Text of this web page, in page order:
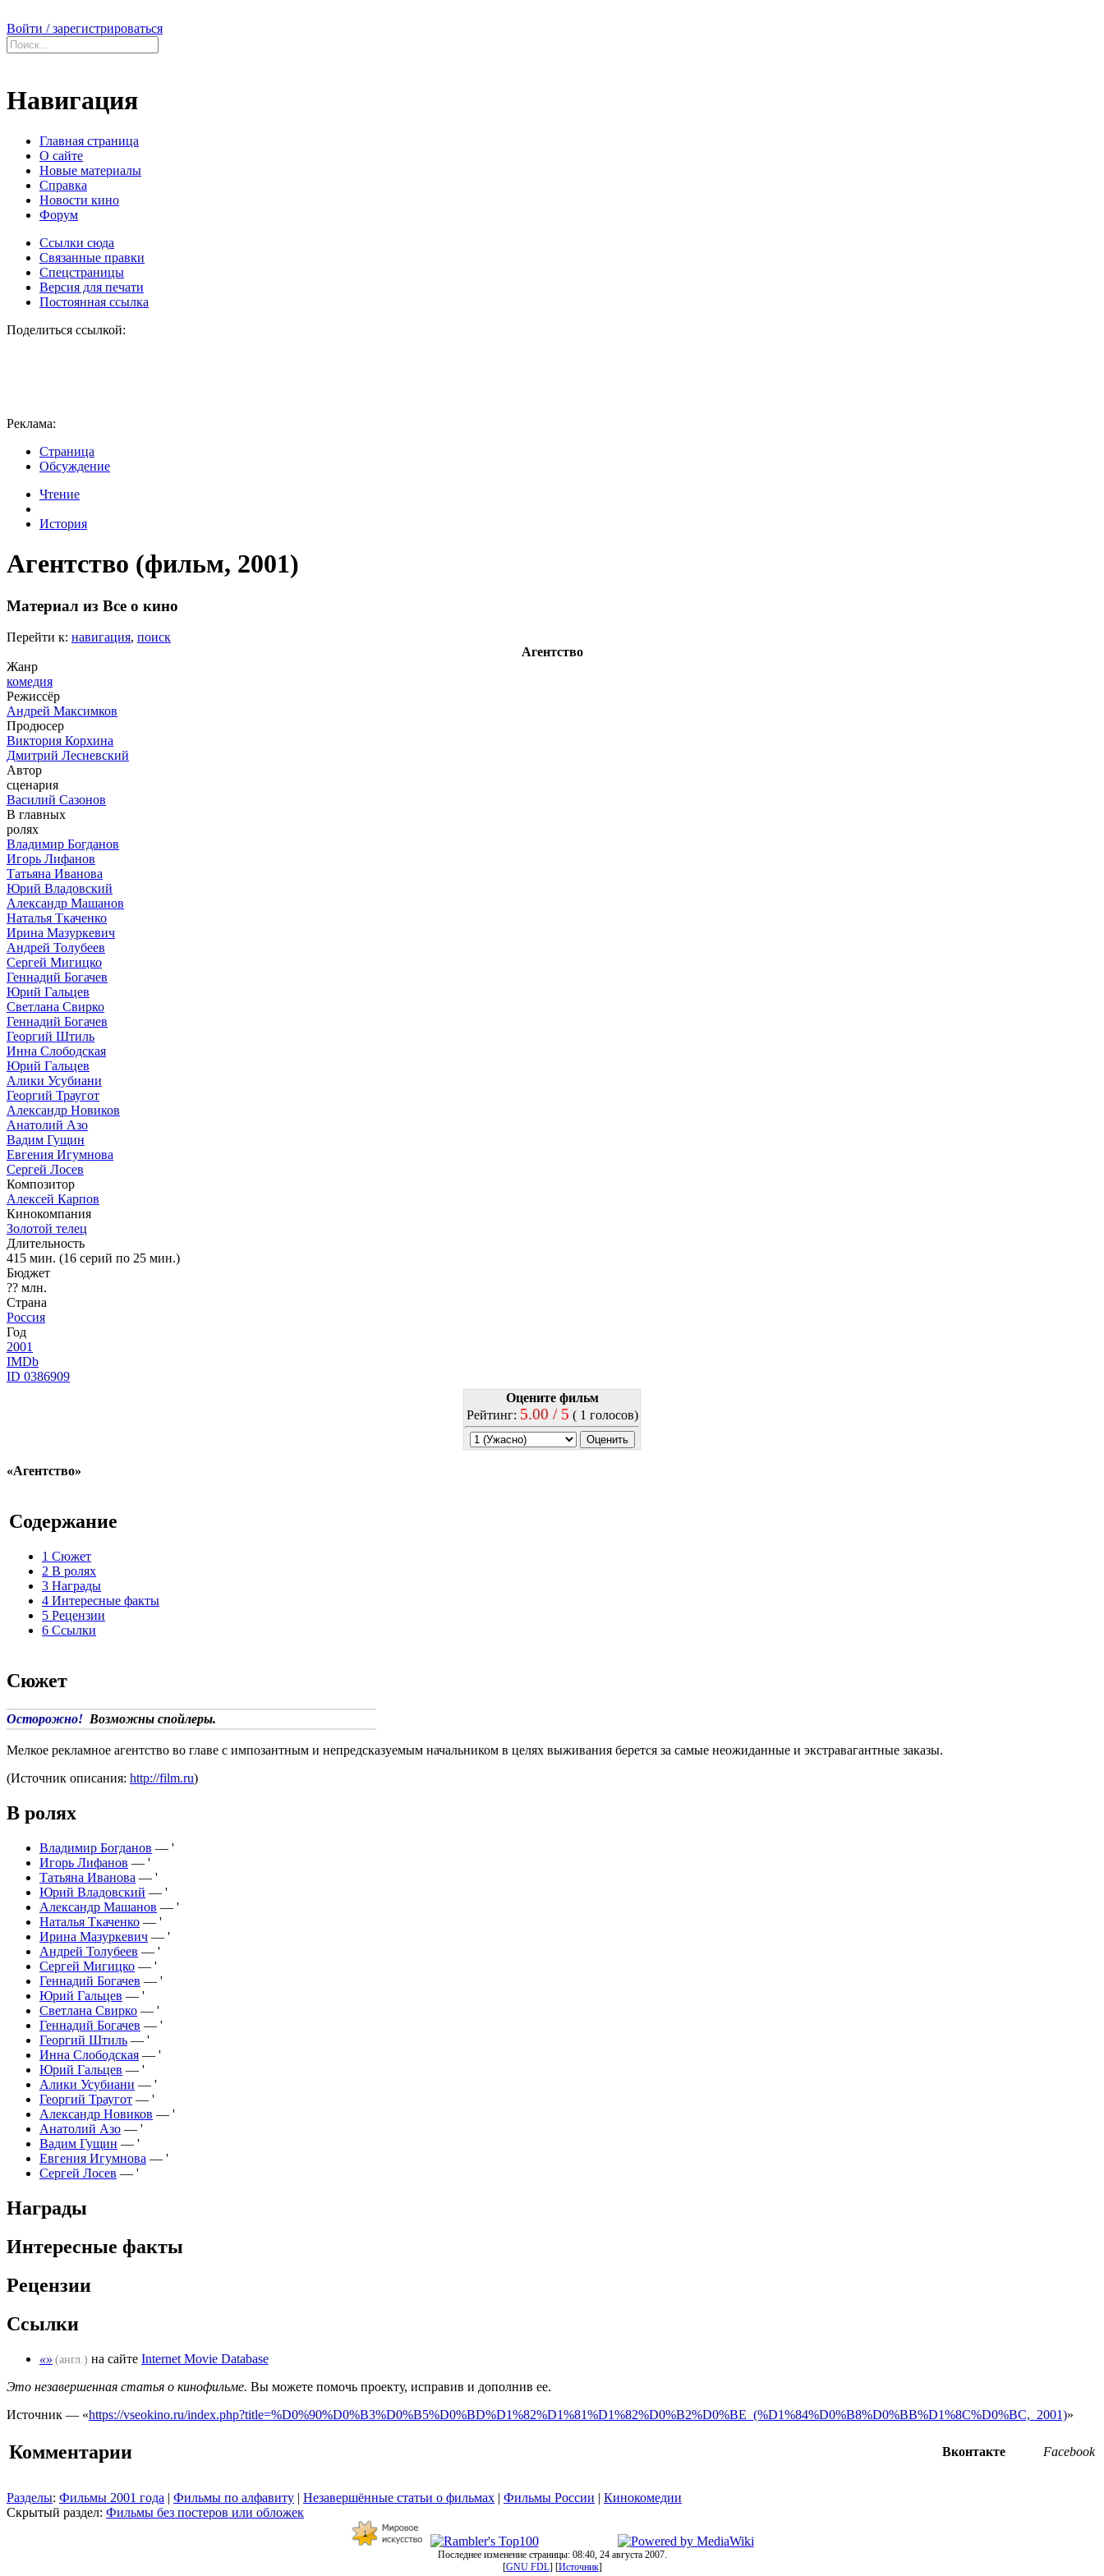
Войти / зарегистрироваться
Навигация
Главная страница
О сайте
Новые материалы
Справка
Новости кино
Форум
Ссылки сюда
Связанные правки
Спецстраницы
Версия для печати
Постоянная ссылка
Поделиться ссылкой:
Реклама:
Страница
Обсуждение
Чтение
История
Агентство (фильм, 2001)
Материал из Все о кино
Перейти к: навигация, поиск
Агентство
Жанр
комедия
Режиссёр
Андрей Максимков
Продюсер
Виктория Корхина
Дмитрий Лесневский
Автор
сценария
Василий Сазонов
В главных
ролях
Владимир Богданов
Игорь Лифанов
Татьяна Иванова
Юрий Владовский
Александр Машанов
Наталья Ткаченко
Ирина Мазуркевич
Андрей Толубеев
Сергей Мигицко
Геннадий Богачев
Юрий Гальцев
Светлана Свирко
Геннадий Богачев
Георгий Штиль
Инна Слободская
Юрий Гальцев
Алики Усубиани
Георгий Траугот
Александр Новиков
Анатолий Азо
Вадим Гущин
Евгения Игумнова
Сергей Лосев
Композитор
Алексей Карпов
Кинокомпания
Золотой телец
Длительность
415 мин. (16 серий по 25 мин.)
Бюджет
?? млн.
Страна
Россия
Год
2001
IMDb
ID 0386909
Оцените фильм
Рейтинг: 5.00 / 5 ( 1 голосов)
«Агентство»
Содержание
1 Сюжет
2 В ролях
3 Награды
4 Интересные факты
5 Рецензии
6 Ссылки
Сюжет
Осторожно! Возможны спойлеры.
Мелкое рекламное агентство во главе с импозантным и непредсказуемым начальником в целях выживания берется за самые неожиданные и экстравагантные заказы.
(Источник описания: http://film.ru)
В ролях
Владимир Богданов — '
Игорь Лифанов — '
Татьяна Иванова — '
Юрий Владовский — '
Александр Машанов — '
Наталья Ткаченко — '
Ирина Мазуркевич — '
Андрей Толубеев — '
Сергей Мигицко — '
Геннадий Богачев — '
Юрий Гальцев — '
Светлана Свирко — '
Геннадий Богачев — '
Георгий Штиль — '
Инна Слободская — '
Юрий Гальцев — '
Алики Усубиани — '
Георгий Траугот — '
Александр Новиков — '
Анатолий Азо — '
Вадим Гущин — '
Евгения Игумнова — '
Сергей Лосев — '
Награды
Интересные факты
Рецензии
Ссылки
«» (англ.) на сайте Internet Movie Database
Это незавершенная статья о кинофильме. Вы можете помочь проекту, исправив и дополнив ее.
Источник — «https://vseokino.ru/index.php?title=%D0%90%D0%B3%D0%B5%D0%BD%D1%82%D1%81%D1%82%D0%B2%D0%BE_(%D1%84%D0%B8%D0%BB%D1%8C%D0%BC,_2001)»
Комментарии Вконтакте Facebook
Разделы: Фильмы 2001 года | Фильмы по алфавиту | Незавершённые статьи о фильмах | Фильмы России | Кинокомедии
Скрытый раздел: Фильмы без постеров или обложек
Последнее изменение страницы: 08:40, 24 августа 2007.
[GNU FDL] [Источник]